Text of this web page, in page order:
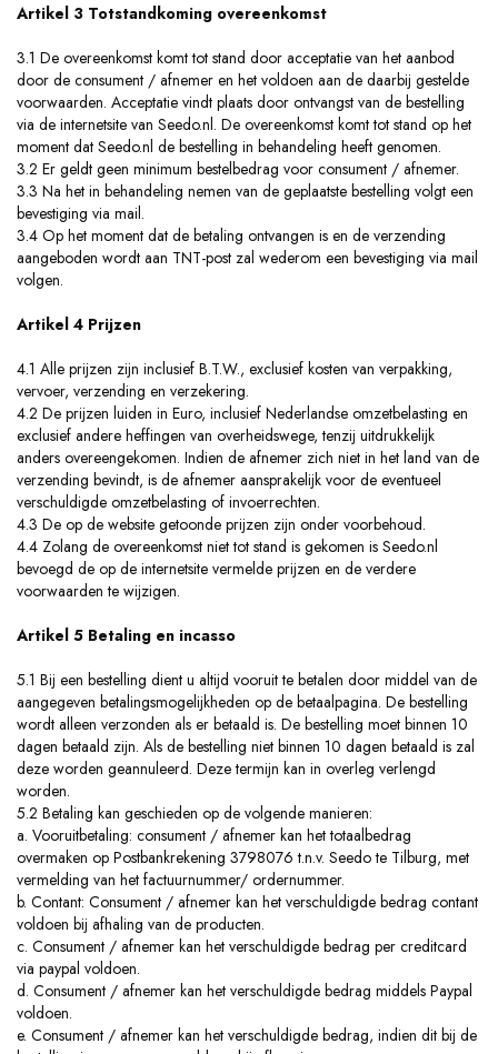
Artikel 3 Totstandkoming overeenkomst
3.1 De overeenkomst komt tot stand door acceptatie van het aanbod
door de consument / afnemer en het voldoen aan de daarbij gestelde
voorwaarden. Acceptatie vindt plaats door ontvangst van de bestelling
via de internetsite van Seedo.nl. De overeenkomst komt tot stand op het
moment dat Seedo.nl de bestelling in behandeling heeft genomen.
3.2 Er geldt geen minimum bestelbedrag voor consument / afnemer.
3.3 Na het in behandeling nemen van de geplaatste bestelling volgt een
bevestiging via mail.
3.4 Op het moment dat de betaling ontvangen is en de verzending
aangeboden wordt aan TNT-post zal wederom een bevestiging via mail
volgen.
Artikel 4 Prijzen
4.1 Alle prijzen zijn inclusief B.T.W., exclusief kosten van verpakking,
vervoer, verzending en verzekering.
4.2 De prijzen luiden in Euro, inclusief Nederlandse omzetbelasting en
exclusief andere heffingen van overheidswege, tenzij uitdrukkelijk
anders overeengekomen. Indien de afnemer zich niet in het land van de
verzending bevindt, is de afnemer aansprakelijk voor de eventueel
verschuldigde omzetbelasting of invoerrechten.
4.3 De op de website getoonde prijzen zijn onder voorbehoud.
4.4 Zolang de overeenkomst niet tot stand is gekomen is Seedo.nl
bevoegd de op de internetsite vermelde prijzen en de verdere
voorwaarden te wijzigen.
Artikel 5 Betaling en incasso
5.1 Bij een bestelling dient u altijd vooruit te betalen door middel van de
aangegeven betalingsmogelijkheden op de betaalpagina. De bestelling
wordt alleen verzonden als er betaald is. De bestelling moet binnen 10
dagen betaald zijn. Als de bestelling niet binnen 10 dagen betaald is zal
deze worden geannuleerd. Deze termijn kan in overleg verlengd
worden.
5.2 Betaling kan geschieden op de volgende manieren:
a. Vooruitbetaling: consument / afnemer kan het totaalbedrag
overmaken op Postbankrekening 3798076 t.n.v. Seedo te Tilburg, met
vermelding van het factuurnummer/ ordernummer.
b. Contant: Consument / afnemer kan het verschuldigde bedrag contant
voldoen bij afhaling van de producten.
c. Consument / afnemer kan het verschuldigde bedrag per creditcard
via paypal voldoen.
d. Consument / afnemer kan het verschuldigde bedrag middels Paypal
voldoen.
e. Consument / afnemer kan het verschuldigde bedrag, indien dit bij de